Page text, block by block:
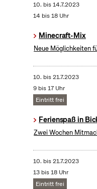
10. bis14.7.2023
14 bis 18 Uhr
Minecraft-Mix
Neue Möglichkeiten
10. bis21.7.2023
9 bis 17 Uhr
Eintritt frei
Ferienspaß in
Zwei Wochen
10. bis21.7.2023
13 bis 18 Uhr
Eintritt frei